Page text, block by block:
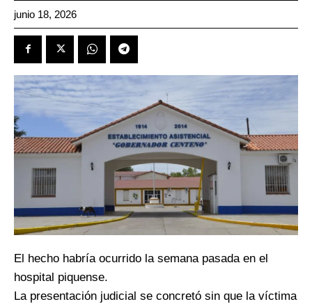
junio 18, 2026
El hecho habría ocurrido la semana pasada en el
hospital piquense.
La presentación judicial se concretó sin que la víctima